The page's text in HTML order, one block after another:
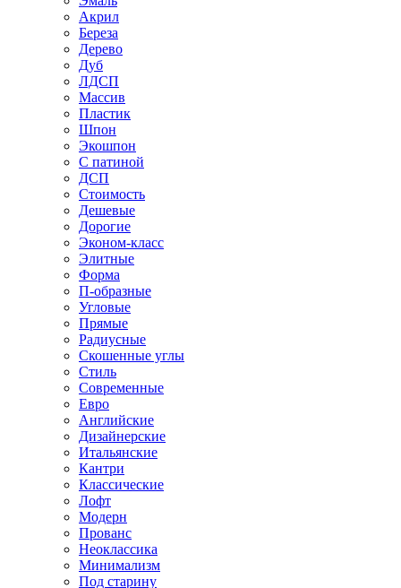
Акрил
Береза
Дерево
Дуб
ЛДСП
Массив
Пластик
Шпон
Экошпон
С патиной
ДСП
Стоимость
Дешевые
Дорогие
Эконом-класс
Элитные
Форма
П-образные
Угловые
Прямые
Радиусные
Скошенные углы
Стиль
Современные
Евро
Английские
Дизайнерские
Итальянские
Кантри
Классические
Лофт
Модерн
Прованс
Неоклассика
Минимализм
Под старину